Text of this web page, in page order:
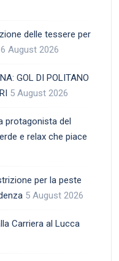
delle tessere per
6 August 2026
GOL DI POLITANO
5 August 2026
protagonista del
e relax che piace
per la peste
5 August 2026
Carriera al Lucca